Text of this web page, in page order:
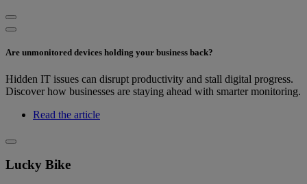
Are unmonitored devices holding your business back?
Hidden IT issues can disrupt productivity and stall digital progress.
Discover how businesses are staying ahead with smarter monitoring.
Read the article
Lucky Bike